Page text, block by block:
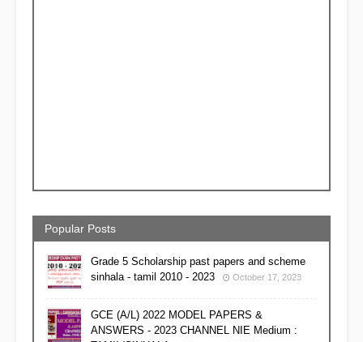
Popular Posts
Grade 5 Scholarship past papers and scheme
sinhala - tamil 2010 - 2023
October 17, 2023
GCE (A/L) 2022 MODEL PAPERS &
ANSWERS - 2023 CHANNEL NIE Medium :